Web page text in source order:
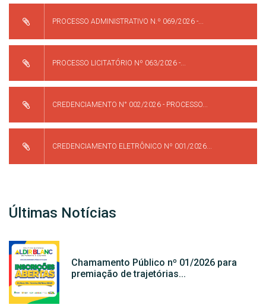
PROCESSO ADMINISTRATIVO N.º 069/2026 -...
PROCESSO LICITATÓRIO Nº 063/2026 -...
CREDENCIAMENTO N° 002/2026 - PROCESSO...
CREDENCIAMENTO ELETRÔNICO Nº 001/2026...
Últimas Notícias
Chamamento Público nº 01/2026 para
premiação de trajetórias...